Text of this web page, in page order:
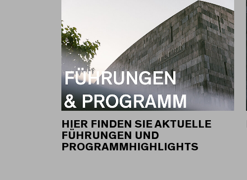
HIER FINDEN SIE AKTUELLE
FÜHRUNGEN UND
PROGRAMMHIGHLIGHTS